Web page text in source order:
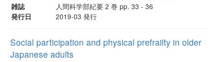
雑誌
人間科学部紀要 2 巻 pp. 33 - 36
発行日
2019-03 発行
Social participation and physical prefrailty in older
Japanese adults